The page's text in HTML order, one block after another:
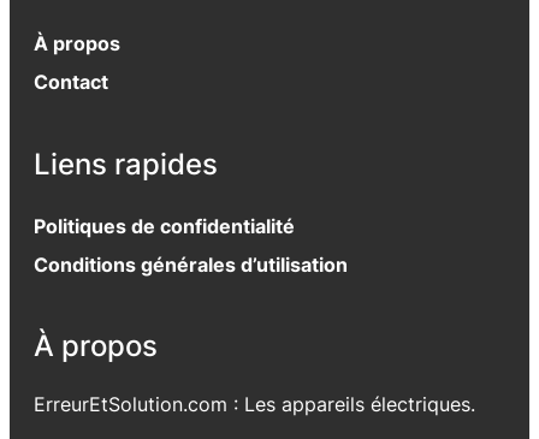
À propos
Contact
Liens rapides
Politiques de confidentialité
Conditions générales d’utilisation
À propos
ErreurEtSolution.com : Les appareils électriques.